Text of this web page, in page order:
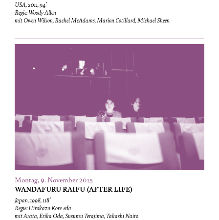
USA, 2011, 94’
Regie: Woody Allen
mit Owen Wilson, Rachel McAdams, Marion Cotillard, Michael Sheen
Montag, 9. November 2015
WANDA­FURU RAIFU (AFTER LIFE)
Japan, 1998, 118’
Regie: Hirokazu Kore-eda
mit Arata, Erika Oda, Susumu Terajima, Takashi Naito